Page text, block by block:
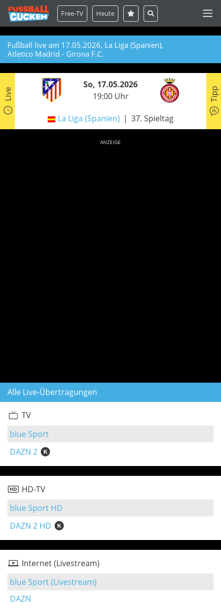
Free-TV Heute
Fußball live am 17.05.2026, La Liga (Spanien),
Atletico Madrid - Girona F.C.
Live
So, 17.05.2026
19:00 Uhr
La Liga (Spanien) 37. Spieltag
Tipp
ANZEIGE
Alle Live-Übertragungen
TV
blue Sport
DAZN 2
HD-TV
blue Sport HD
DAZN 2 HD
Internet (Livestream)
blue Sport (Livestream)
DAZN